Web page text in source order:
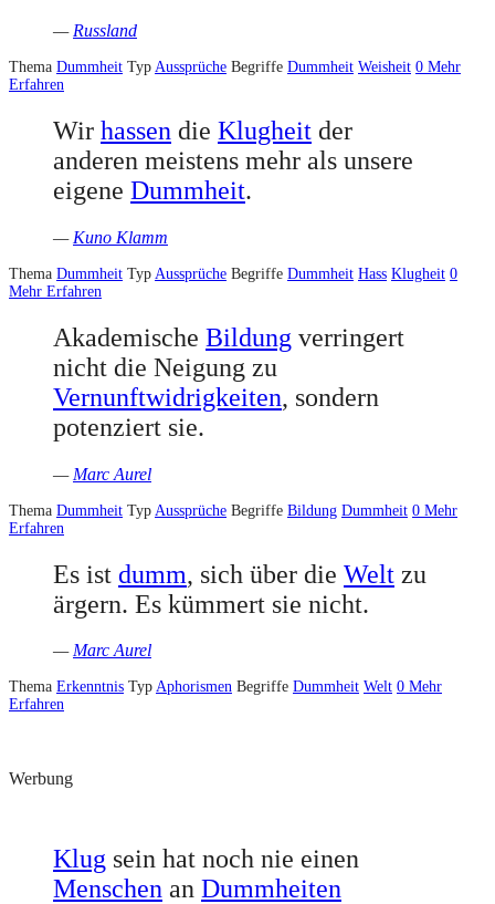
— Russland
Thema Dummheit Typ Aussprüche Begriffe Dummheit Weisheit 0 Mehr
Erfahren
Wir hassen die Klugheit der
anderen meistens mehr als unsere
eigene Dummheit.
— Kuno Klamm
Thema Dummheit Typ Aussprüche Begriffe Dummheit Hass Klugheit 0
Mehr Erfahren
Akademische Bildung verringert
nicht die Neigung zu
Vernunftwidrigkeiten, sondern
potenziert sie.
— Marc Aurel
Thema Dummheit Typ Aussprüche Begriffe Bildung Dummheit 0 Mehr
Erfahren
Es ist dumm, sich über die Welt zu
ärgern. Es kümmert sie nicht.
—Marc Aurel
Thema Erkenntnis Typ Aphorismen Begriffe Dummheit Welt 0 Mehr
Erfahren
Werbung
Klug sein hat noch nie einen
Menschen an Dummheiten